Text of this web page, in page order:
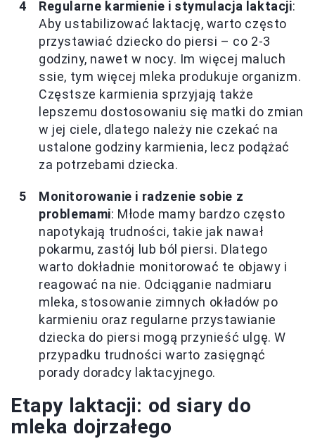
Regularne karmienie i stymulacja laktacji:
Aby ustabilizować laktację, warto często
przystawiać dziecko do piersi – co 2-3
godziny, nawet w nocy. Im więcej maluch
ssie, tym więcej mleka produkuje organizm.
Częstsze karmienia sprzyjają także
lepszemu dostosowaniu się matki do zmian
w jej ciele, dlatego należy nie czekać na
ustalone godziny karmienia, lecz podążać
za potrzebami dziecka.
Monitorowanie i radzenie sobie z
problemami: Młode mamy bardzo często
napotykają trudności, takie jak nawał
pokarmu, zastój lub ból piersi. Dlatego
warto dokładnie monitorować te objawy i
reagować na nie. Odciąganie nadmiaru
mleka, stosowanie zimnych okładów po
karmieniu oraz regularne przystawianie
dziecka do piersi mogą przynieść ulgę. W
przypadku trudności warto zasięgnąć
porady doradcy laktacyjnego.
Etapy laktacji: od siary do
mleka dojrzałego